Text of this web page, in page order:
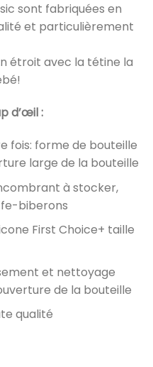
sont fabriquées en
et particulièrement
étroit avec la tétine la
d’œil :
fois: forme de bouteille
large de la bouteille
à stocker,
biberons
First Choice+ taille
et nettoyage
de la bouteille
qualité